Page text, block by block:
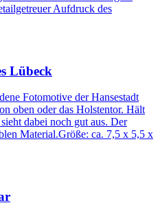
Aufdruck des
Lübeck
Fotomotive der Hansestadt
oben oder das Holstentor. Hält
dabei noch gut aus. Der
Material.Größe: ca. 7,5 x 5,5 x